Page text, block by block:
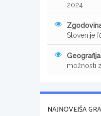
2024
Slovenije
Geografija
možnosti
NAJNOVEJŠA